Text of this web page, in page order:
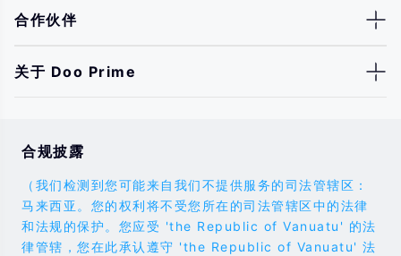
合作伙伴
关于 Doo Prime
合规披露
（我们检测到您可能来自我们不提供服务的司法管辖区：
马来西亚。您的权利将不受您所在的司法管辖区中的法律
和法规的保护。您应受 'the Republic of Vanuatu' 的法
律管辖，您在此承认遵守 'the Republic of Vanuatu' 法